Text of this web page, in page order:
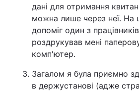
дані для отримання
можна лише через неї. На
допоміг один з
роздрукував мені
комп'ютер.
Загалом я була приємно
в держустанові (адже